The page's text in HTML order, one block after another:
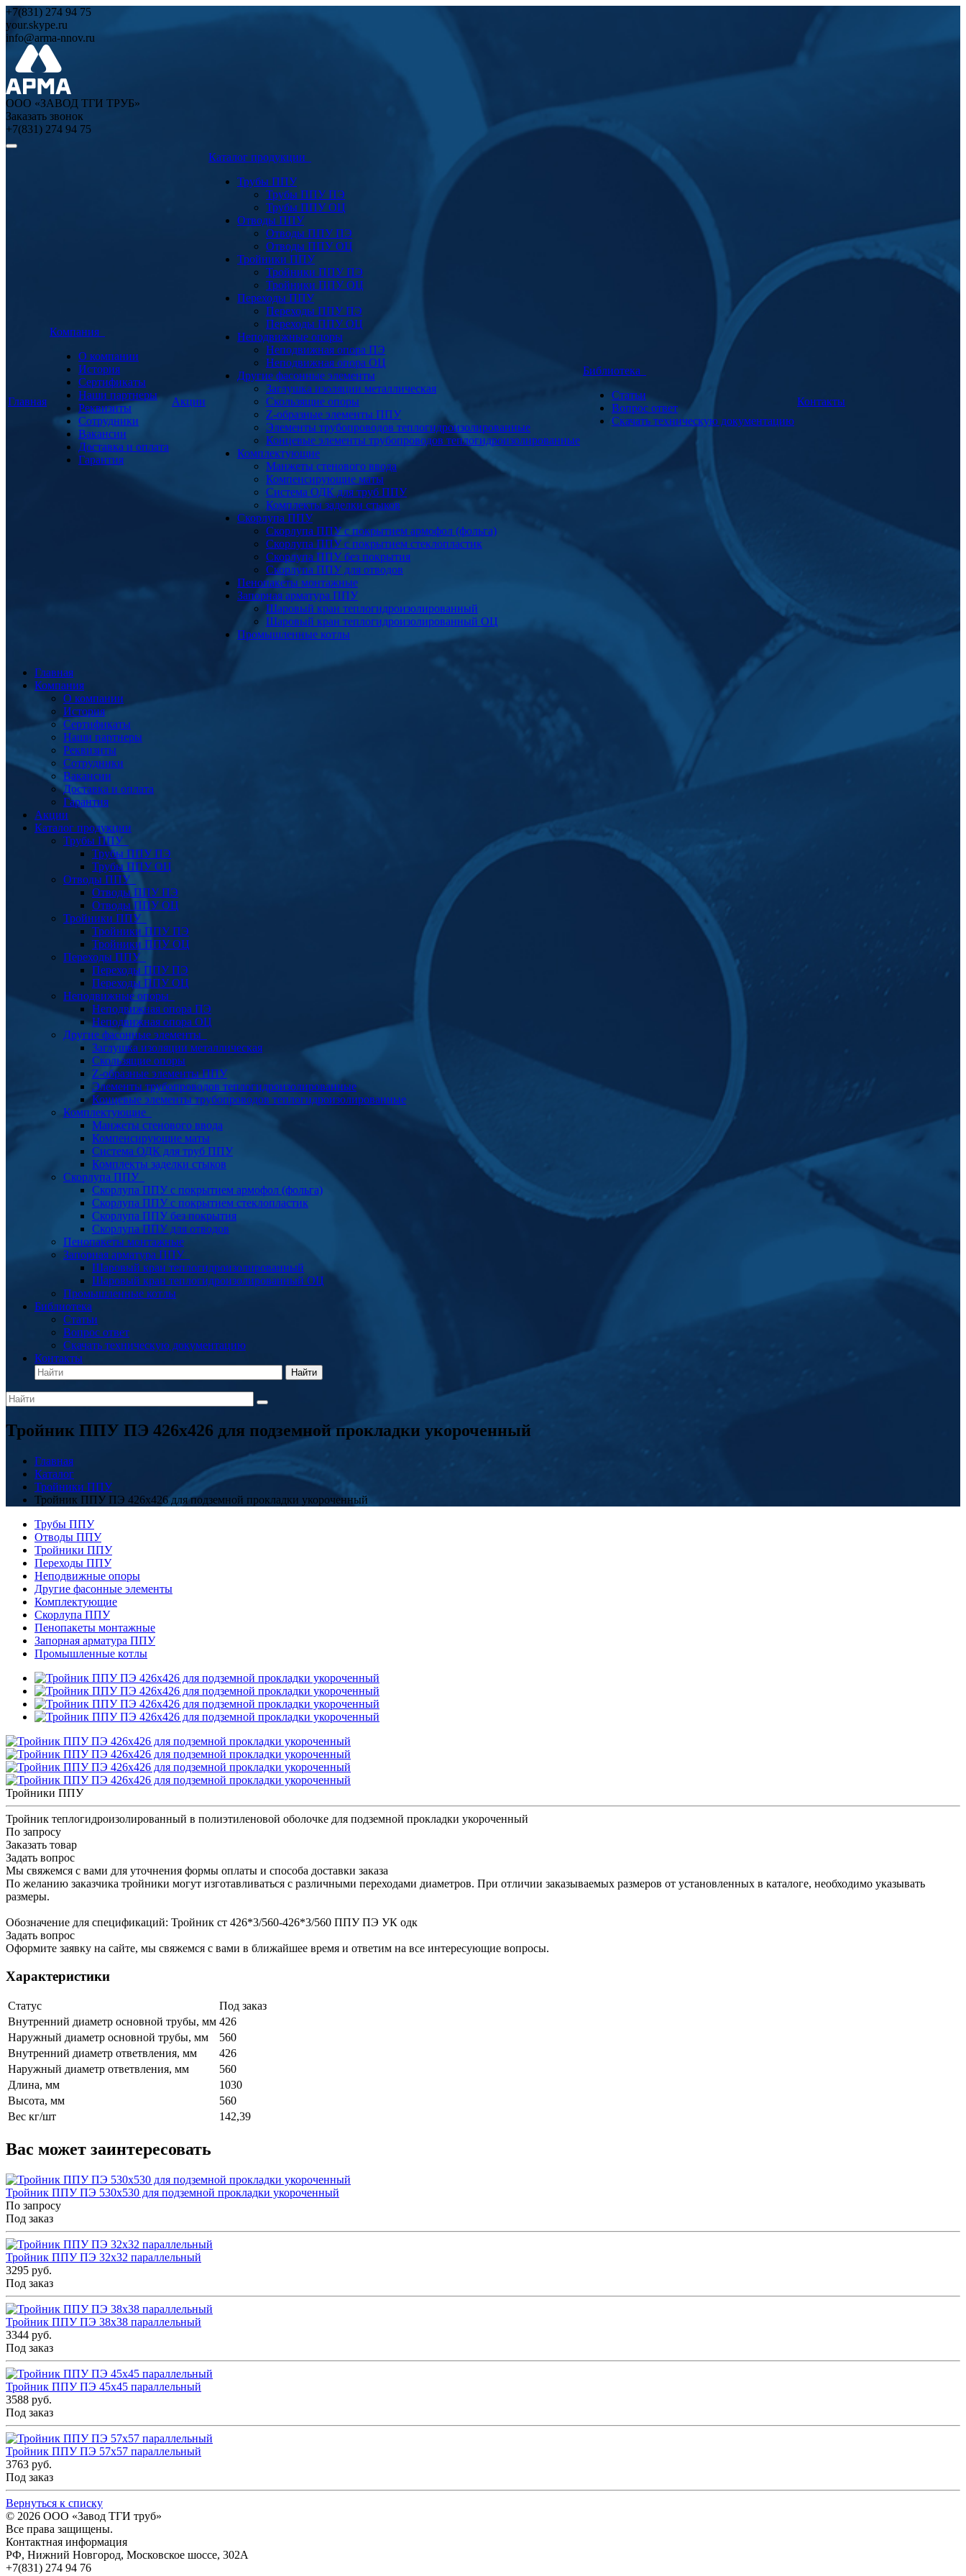
+7(831) 274 94 75
your.skype.ru
info@arma-nnov.ru
ООО «ЗАВОД ТГИ ТРУБ»
Заказать звонок
+7(831) 274 94 75
Главная
Компания
О компании
История
Сертификаты
Наши партнеры
Реквизиты
Сотрудники
Вакансии
Доставка и оплата
Гарантия
Акции
Каталог продукции
Трубы ППУ
Трубы ППУ ПЭ
Трубы ППУ ОЦ
Отводы ППУ
Отводы ППУ ПЭ
Отводы ППУ ОЦ
Тройники ППУ
Тройники ППУ ПЭ
Тройники ППУ ОЦ
Переходы ППУ
Переходы ППУ ПЭ
Переходы ППУ ОЦ
Неподвижные опоры
Неподвижная опора ПЭ
Неподвижная опора ОЦ
Другие фасонные элементы
Заглушка изоляции металлическая
Скользящие опоры
Z-образные элементы ППУ
Элементы трубопроводов теплогидроизолированные
Концевые элементы трубопроводов теплогидроизолированные
Комплектующие
Манжеты стенового ввода
Компенсирующие маты
Система ОДК для труб ППУ
Комплекты заделки стыков
Скорлупа ППУ
Скорлупа ППУ с покрытием армофол (фольга)
Скорлупа ППУ с покрытием стеклопластик
Скорлупа ППУ без покрытия
Скорлупа ППУ для отводов
Пенопакеты монтажные
Запорная арматура ППУ
Шаровый кран теплогидроизолированный
Шаровый кран теплогидроизолированный ОЦ
Промышленные котлы
Библиотека
Статьи
Вопрос ответ
Скачать техническую документацию
Контакты
Главная
Компания
О компании
История
Сертификаты
Наши партнеры
Реквизиты
Сотрудники
Вакансии
Доставка и оплата
Гарантия
Акции
Каталог продукции
Трубы ППУ
Трубы ППУ ПЭ
Трубы ППУ ОЦ
Отводы ППУ
Отводы ППУ ПЭ
Отводы ППУ ОЦ
Тройники ППУ
Тройники ППУ ПЭ
Тройники ППУ ОЦ
Переходы ППУ
Переходы ППУ ПЭ
Переходы ППУ ОЦ
Неподвижные опоры
Неподвижная опора ПЭ
Неподвижная опора ОЦ
Другие фасонные элементы
Заглушка изоляции металлическая
Скользящие опоры
Z-образные элементы ППУ
Элементы трубопроводов теплогидроизолированные
Концевые элементы трубопроводов теплогидроизолированные
Комплектующие
Манжеты стенового ввода
Компенсирующие маты
Система ОДК для труб ППУ
Комплекты заделки стыков
Скорлупа ППУ
Скорлупа ППУ с покрытием армофол (фольга)
Скорлупа ППУ с покрытием стеклопластик
Скорлупа ППУ без покрытия
Скорлупа ППУ для отводов
Пенопакеты монтажные
Запорная арматура ППУ
Шаровый кран теплогидроизолированный
Шаровый кран теплогидроизолированный ОЦ
Промышленные котлы
Библиотека
Статьи
Вопрос ответ
Скачать техническую документацию
Контакты
Найти
Тройник ППУ ПЭ 426x426 для подземной прокладки укороченный
Главная
Каталог
Тройники ППУ
Тройник ППУ ПЭ 426x426 для подземной прокладки укороченный
Трубы ППУ
Отводы ППУ
Тройники ППУ
Переходы ППУ
Неподвижные опоры
Другие фасонные элементы
Комплектующие
Скорлупа ППУ
Пенопакеты монтажные
Запорная арматура ППУ
Промышленные котлы
Тройники ППУ
Тройник теплогидроизолированный в полиэтиленовой оболочке для подземной прокладки укороченный
По запросу
Заказать товар
Задать вопрос
Мы свяжемся с вами для уточнения формы оплаты и способа доставки заказа
По желанию заказчика тройники могут изготавливаться с различными переходами диаметров. При отличии заказываемых размеров от установленных в каталоге, необходимо указывать
размеры.
Обозначение для спецификаций: Тройник ст 426*3/560-426*3/560 ППУ ПЭ УК одк
Задать вопрос
Оформите заявку на сайте, мы свяжемся с вами в ближайшее время и ответим на все интересующие вопросы.
Характеристики
Статус
Под заказ
Внутренний диаметр основной трубы, мм 426
Наружный диаметр основной трубы, мм
560
Внутренний диаметр ответвления, мм
426
Наружный диаметр ответвления, мм
560
Длина, мм
1030
Высота, мм
560
Вес кг/шт
142,39
Вас может заинтересовать
Тройник ППУ ПЭ 530x530 для подземной прокладки укороченный
По запросу
Под заказ
Тройник ППУ ПЭ 32x32 параллельный
3295 руб.
Под заказ
Тройник ППУ ПЭ 38x38 параллельный
3344 руб.
Под заказ
Тройник ППУ ПЭ 45x45 параллельный
3588 руб.
Под заказ
Тройник ППУ ПЭ 57x57 параллельный
3763 руб.
Под заказ
Вернуться к списку
© 2026 ООО «Завод ТГИ труб»
Все права защищены.
Контактная информация
РФ, Нижний Новгород, Московское шоссе, 302А
+7(831) 274 94 76